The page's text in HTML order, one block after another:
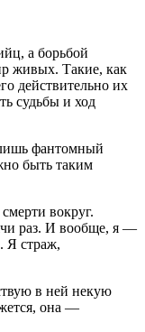
ц, а борьбой
живых. Такие, как
действительно их
судьбы и ход
фантомный
быть таким
вокруг.
раз. И вообще, я —
Я страж,
в ней некую
она —